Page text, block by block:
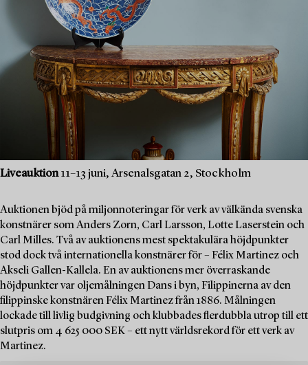
Liveauktion11–13 juni, Arsenalsgatan 2, Stockholm
Auktionen bjöd på miljonnoteringar för verk av välkända svenska
konstnärer som Anders Zorn, Carl Larsson, Lotte Laserstein och
Carl Milles. Två av auktionens mest spektakulära höjdpunkter
stod dock två internationella konstnärer för – Félix Martinez och
Akseli Gallen-Kallela. En av auktionens mer överraskande
höjdpunkter var oljemålningen Dans i byn, Filippinerna av den
filippinske konstnären Félix Martinez från 1886. Målningen
lockade till livlig budgivning och klubbades flerdubbla utrop till ett
slutpris om 4 625 000 SEK – ett nytt världsrekord för ett verk av
Martinez.